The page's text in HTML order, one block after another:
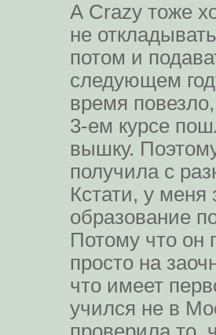
А Crazy тоже
не
потом и
следующем
время
3-ем курсе
вышку.
получила с
Кстати, у
образование
Потому что он
просто на
что имеет
учился не в